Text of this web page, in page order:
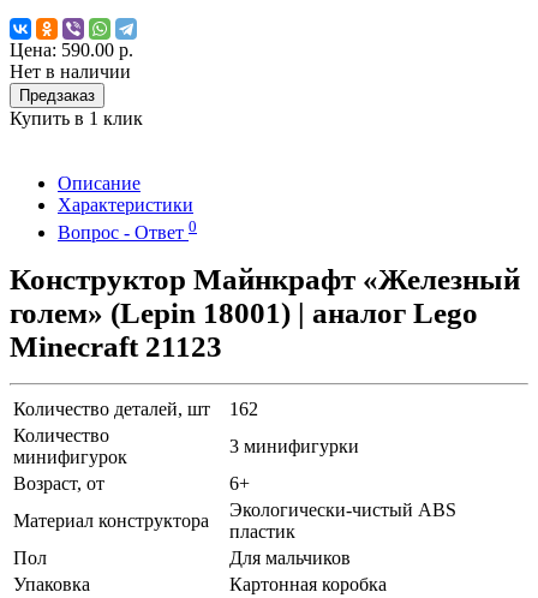
Цена: 590.00 р.
Нет в наличии
Предзаказ
Купить в 1 клик
Описание
Характеристики
Вопрос - Ответ 0
Конструктор Майнкрафт «Железный
голем» (Lepin 18001) | аналог Lego
Minecraft 21123
Количество деталей, шт
162
Количество
минифигурок
3 минифигурки
Возраст, от
6+
Материал конструктора
Экологически-чистый ABS
пластик
Пол
Для мальчиков
Упаковка
Картонная коробка